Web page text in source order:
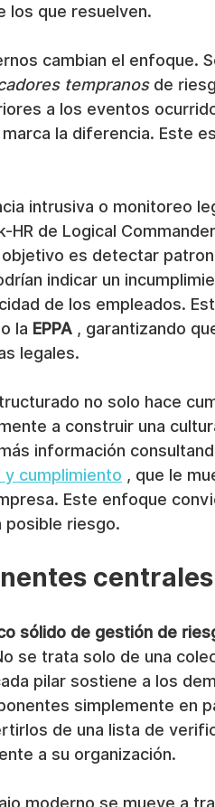
los que resuelven.
cambian el enfoque.
tempranos de
a los eventos
la diferencia. Este
intrusiva o monitoreo
HR de Logical
es detectar
indicar un
de los empleados.
la EPPA , garantizando
legales.
no solo hace
a construir una
información
cumplimiento , que le
Este enfoque
posible riesgo.
sólido de gestión de
se trata solo de una
pilar sostiene a los
simplemente en
de una lista de
a su organización.
moderno se mueve a